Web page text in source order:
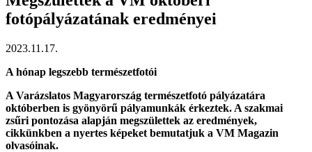
fotópályázatának eredményei
2023.11.17.
A hónap legszebb természetfotói
A Varázslatos Magyarország természetfotó pályázatára
októberben is gyönyörű pályamunkák érkeztek. A szakmai
zsűri pontozása alapján megszülettek az eredmények,
cikkünkben a nyertes képeket bemutatjuk a VM Magazin
olvasóinak.